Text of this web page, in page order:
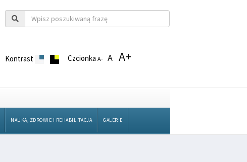
Kontrast CzcionkaA- A A+
NAUKA, ZDROWIE I REHABILITACJA GALERIE